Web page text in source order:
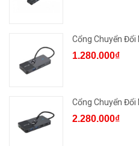
Cổng Chuyển Đổi
1.280.000₫
Cổng Chuyển Đổi
2.280.000₫